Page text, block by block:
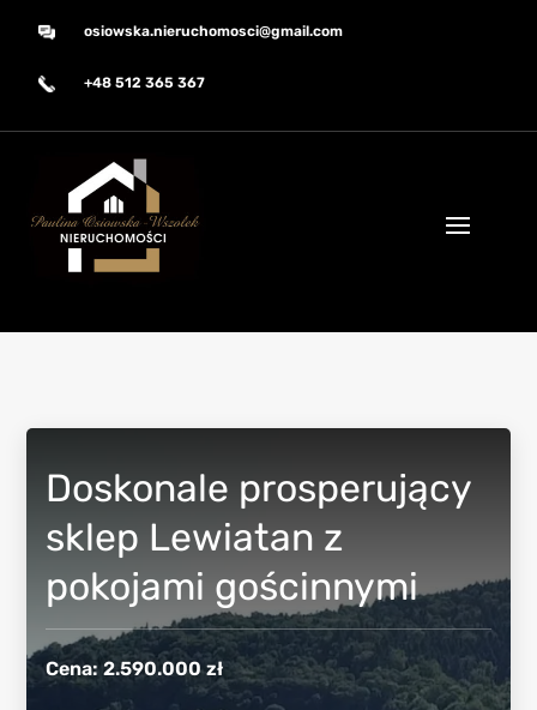
osiowska.nieruchomosci@gmail.com
+48 512 365 367
Doskonale prosperujący
sklep Lewiatan z
pokojami gościnnymi
Cena:2.590.000 zł